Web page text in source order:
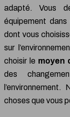
adapté. Vous
équipement
dont vous
sur
choisir le moyen
des
l’environnement.
choses que vous